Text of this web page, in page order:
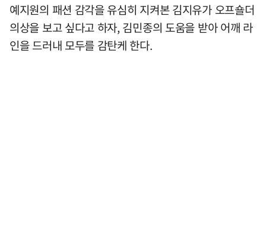
예지원의 패션 감각을 유심히 지켜본 김지유가 오프숄더
의상을 보고 싶다고 하자, 김민종의 도움을 받아 어깨 라
인을 드러내 모두를 감탄케 한다.